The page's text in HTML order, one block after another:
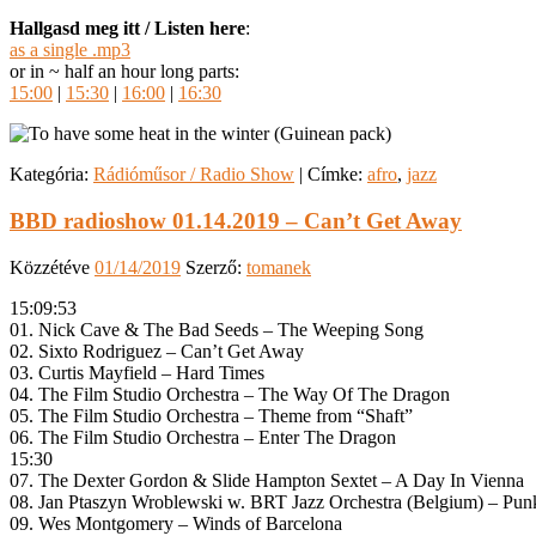
Hallgasd meg itt / Listen here:
as a single .mp3
or in ~ half an hour long parts:
15:00 | 15:30 | 16:00 | 16:30
Kategória: Rádióműsor / Radio Show | Címke: afro, jazz
BBD radioshow 01.14.2019 – Can’t Get Away
Közzétéve 01/14/2019 Szerző: tomanek
15:09:53
01. Nick Cave & The Bad Seeds – The Weeping Song
02. Sixto Rodriguez – Can’t Get Away
03. Curtis Mayfield – Hard Times
04. The Film Studio Orchestra – The Way Of The Dragon
05. The Film Studio Orchestra – Theme from “Shaft”
06. The Film Studio Orchestra – Enter The Dragon
15:30
07. The Dexter Gordon & Slide Hampton Sextet – A Day In Vienna
08. Jan Ptaszyn Wroblewski w. BRT Jazz Orchestra (Belgium) –
09. Wes Montgomery – Winds of Barcelona